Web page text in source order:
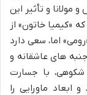
و تأثیر این
«کیمیا خاتون» از
اما، سعی دارد
های عاشقانه و
شکوهی، با جسارت
ابعاد ماورایی را